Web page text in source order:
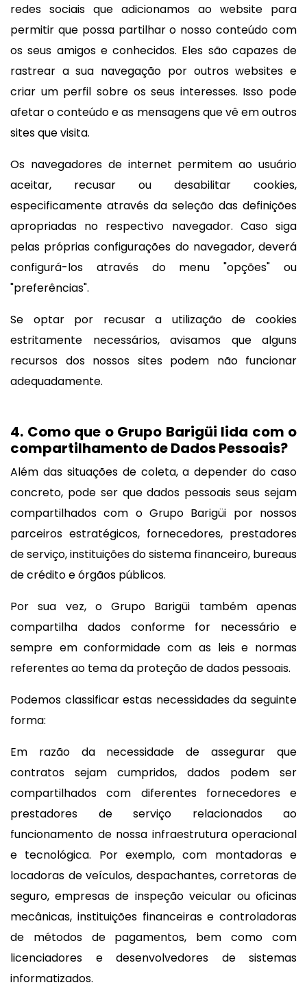
redes sociais que adicionamos ao website para
permitir que possa partilhar o nosso conteúdo com
os seus amigos e conhecidos. Eles são capazes de
rastrear a sua navegação por outros websites e
criar um perfil sobre os seus interesses. Isso pode
afetar o conteúdo e as mensagens que vê em outros
sites que visita.
Os navegadores de internet permitem ao usuário
aceitar, recusar ou desabilitar cookies,
especificamente através da seleção das definições
apropriadas no respectivo navegador. Caso siga
pelas próprias configurações do navegador, deverá
configurá-los através do menu "opções" ou
"preferências".
Se optar por recusar a utilização de cookies
estritamente necessários, avisamos que alguns
recursos dos nossos sites podem não funcionar
adequadamente.
4. Como que o Grupo Barigüi lida com o
compartilhamento de Dados Pessoais?
Além das situações de coleta, a depender do caso
concreto, pode ser que dados pessoais seus sejam
compartilhados com o Grupo Barigüi por nossos
parceiros estratégicos, fornecedores, prestadores
de serviço, instituições do sistema financeiro, bureaus
de crédito e órgãos públicos.
Por sua vez, o Grupo Barigüi também apenas
compartilha dados conforme for necessário e
sempre em conformidade com as leis e normas
referentes ao tema da proteção de dados pessoais.
Podemos classificar estas necessidades da seguinte
forma:
Em razão da necessidade de assegurar que
contratos sejam cumpridos, dados podem ser
compartilhados com diferentes fornecedores e
prestadores de serviço relacionados ao
funcionamento de nossa infraestrutura operacional
e tecnológica. Por exemplo, com montadoras e
locadoras de veículos, despachantes, corretoras de
seguro, empresas de inspeção veicular ou oficinas
mecânicas, instituições financeiras e controladoras
de métodos de pagamentos, bem como com
licenciadores e desenvolvedores de sistemas
informatizados.